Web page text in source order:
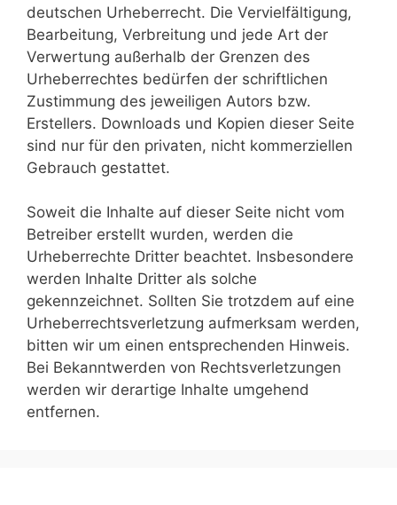
deutschen Urheberrecht. Die Vervielfältigung,
Bearbeitung, Verbreitung und jede Art der
Verwertung außerhalb der Grenzen des
Urheberrechtes bedürfen der schriftlichen
Zustimmung des jeweiligen Autors bzw.
Erstellers. Downloads und Kopien dieser Seite
sind nur für den privaten, nicht kommerziellen
Gebrauch gestattet.
Soweit die Inhalte auf dieser Seite nicht vom
Betreiber erstellt wurden, werden die
Urheberrechte Dritter beachtet. Insbesondere
werden Inhalte Dritter als solche
gekennzeichnet. Sollten Sie trotzdem auf eine
Urheberrechtsverletzung aufmerksam werden,
bitten wir um einen entsprechenden Hinweis.
Bei Bekanntwerden von Rechtsverletzungen
werden wir derartige Inhalte umgehend
entfernen.